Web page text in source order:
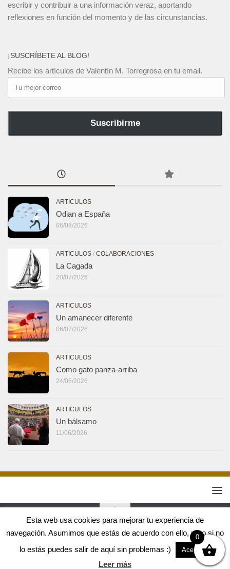
escribir y contribuir a una información veraz, aportando
reflexiones en función del momento y de las circunstancias.
¡SUSCRÍBETE AL BLOG!
Recibe los artículos de Valentín M. Torregrosa en tu email.
mejor
Suscribirme
ARTICULOS
Odian a España
06/08/2026
ARTICULOS / COLABORACIONES
La Cagada
20/07/2026
ARTICULOS
Un amanecer diferente
06/07/2026
ARTICULOS
Como gato panza-arriba
24/06/2026
ARTICULOS
Un bálsamo
11/06/2026
Tribuna Jirafa 2.0 © 2026. Todos los derechos reservados.
Diseño web Crealogic
Esta web usa cookies para mejorar tu experiencia de
navegación. Asumimos que estás de acuerdo con ello, pero si no
lo estás puedes salir de aquí sin problemas :)
Aceptar
Leer más
0